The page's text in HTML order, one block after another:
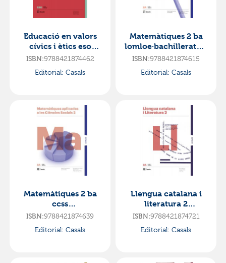
Educació en valors
cívics i ètics eso
lomloe·e.s.o..4ºcurso
ISBN:9788421874462
Editorial: Casals
Matemàtiques 2 ba
lomloe·bachillerato.2
ºcurso
ISBN:9788421874615
Editorial: Casals
Matemàtiques 2 ba
ccss
lomloe·bachillerato.2
ISBN:9788421874639
Editorial: Casals
Llengua catalana i
literatura 2
ba·bachillerato.2ºcur
ISBN:9788421874721
Editorial: Casals